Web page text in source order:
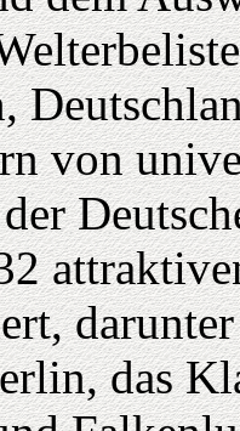
von
das